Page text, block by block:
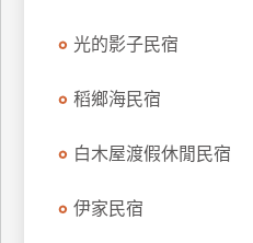
光的影子民宿
稻鄉海民宿
白木屋渡假休閒民宿
伊家民宿